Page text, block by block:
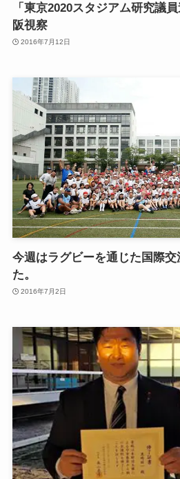
「東京2020スタジアム研究議
阪視察
2016年7月12日
今週はラグビーを通じた国際
た。
2016年7月2日